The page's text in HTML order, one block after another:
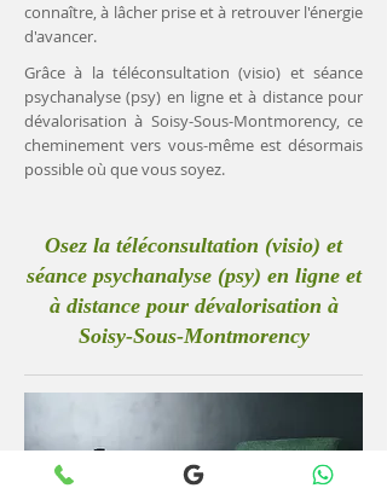
connaître, à lâcher prise et à retrouver l'énergie
d'avancer.
Grâce à la téléconsultation (visio) et séance
psychanalyse (psy) en ligne et à distance pour
dévalorisation à Soisy-Sous-Montmorency, ce
cheminement vers vous-même est désormais
possible où que vous soyez.
Osez la téléconsultation (visio) et
séance psychanalyse (psy) en ligne et
à distance pour dévalorisation à
Soisy-Sous-Montmorency